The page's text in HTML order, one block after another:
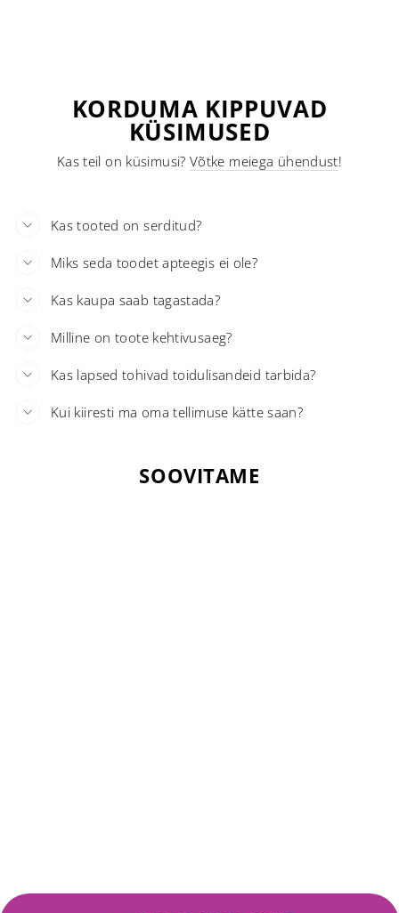
KORDUMA KIPPUVAD
KÜSIMUSED
Kas teil on küsimusi? Võtke meiega ühendust!
Kas tooted on serditud?
Miks seda toodet apteegis ei ole?
Kas kaupa saab tagastada?
Milline on toote kehtivusaeg?
Kas lapsed tohivad toidulisandeid tarbida?
Kui kiiresti ma oma tellimuse kätte saan?
SOOVITAME